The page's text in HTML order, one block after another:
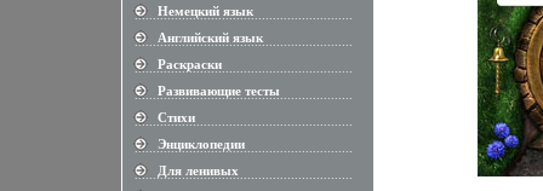
Немецкий язык
............................................................
Английский язык
............................................................
Раскраски
............................................................
Развивающие тесты
............................................................
Стихи
............................................................
Энциклопедии
............................................................
Для ленивых
............................................................